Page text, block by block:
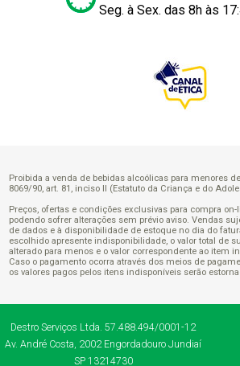
Seg. à Sex. das 8h às
Proibida a venda de bebidas alcoólicas para menores
8069/90, art. 81, inciso II (Estatuto da Criança e do
Preços, ofertas e condições exclusivas para compra on-
podendo sofrer alterações sem prévio aviso. Vendas
de dados e à disponibilidade de estoque no dia do
escolhido apresente indisponibilidade, o valor total de
alterado para menos e o valor correspondente ao item
Caso o pagamento ocorra através dos meios de
os valores pagos pelos itens indisponíveis serão
Destro Serviços Ltda. 57.488.494/0001-12
Av. André Costa, 2002 Engordadouro Jundiaí
SP 13214730